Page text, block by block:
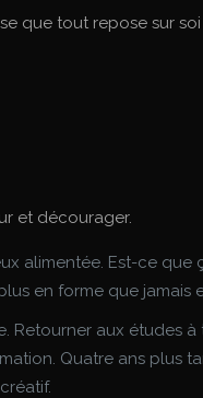
que tout repose sur
et décourager.
alimentée. Est-ce
en forme que jamais
aux études à
Quatre ans plus